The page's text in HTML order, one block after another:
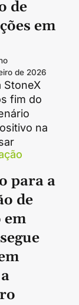
de
em
de 2026
StoneX
fim do
na
para a
de
em